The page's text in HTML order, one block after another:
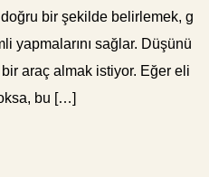
bir şekilde belirlemek, g
yapmalarını sağlar. Düşünü
araç almak istiyor. Eğer eli
bu […]